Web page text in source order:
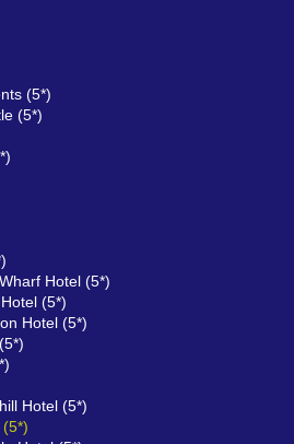
(5*)
(5*)
Hotel (5*)
(5*)
Hotel (5*)
Hotel (5*)